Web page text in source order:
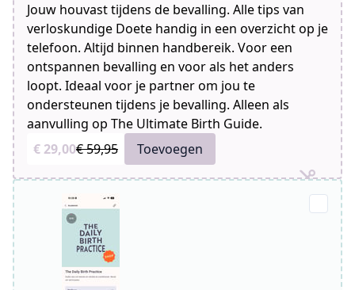
Jouw houvast tijdens de bevalling. Alle tips van
verloskundige Doete handig in een overzicht op je
telefoon. Altijd binnen handbereik. Voor een
ontspannen bevalling en voor als het anders
loopt. Ideaal voor je partner om jou te
ondersteunen tijdens je bevalling. Alleen als
aanvulling op The Ultimate Birth Guide.
€ 29,00€ 59,95 Toevoegen